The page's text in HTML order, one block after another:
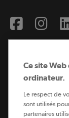
Ce site
ordinateur.
Le respect de
sont utilisés
partenaires